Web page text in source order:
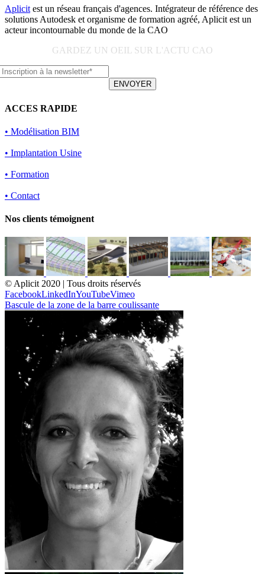
Aplicit est un réseau français d'agences. Intégrateur de référence des
solutions Autodesk et organisme de formation agréé, Aplicit est un
acteur incontournable du monde de la CAO
GARDEZ UN OEIL SUR L'ACTU CAO
ENVOYER
ACCES RAPIDE
• Modélisation BIM
• Implantation Usine
• Formation
• Contact
Nos clients témoignent
© Aplicit 2020 | Tous droits réservés
FacebookLinkedInYouTubeVimeo
Bascule de la zone de la barre coulissante